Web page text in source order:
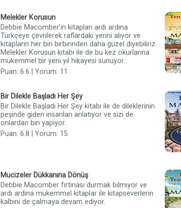
Melekler Korusun
Debbie Macomber’ın kitapları ardı ardına
Türkçeye çevrilerek raflardaki yerini alıyor ve
kitapların her biri birbirinden daha güzel diyebiliriz.
Melekler Korusun kitabı ile de bu kez okurlarına
mükemmel bir yeni yıl hikayesi sunuyor.
Puan: 6.6 | Yorum: 11
Bir Dilekle Başladı Her Şey
Bir Dilekle Başladı Her Şey kitabı ile de dileklerinin
peşinde giden insanları anlatıyor ve sizi de
onlardan biri yapıyor.
Puan: 6.8 | Yorum: 15
Mucizeler Dükkanına Dönüş
Debbie Macomber fırtınası durmak bilmiyor ve
ardı ardına mükemmel kitaplar ile kitapseverlerin
kalbini de çalmaya devam ediyor.